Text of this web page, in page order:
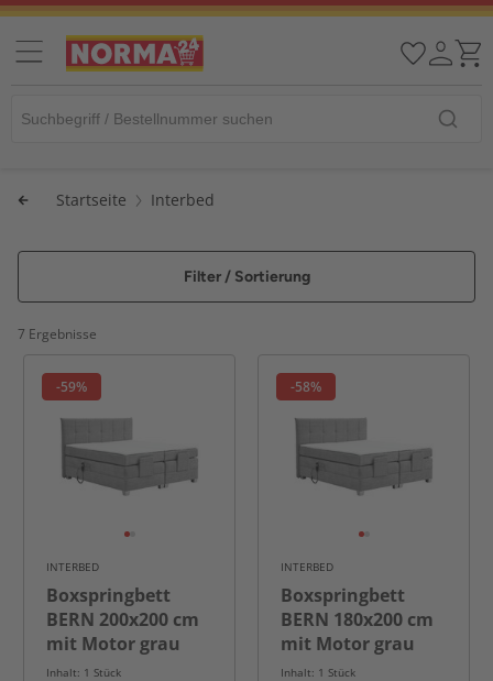
Startseite Interbed
Filter / Sortierung
7 Ergebnisse
-59%
INTERBED
Boxspringbett
BERN 200x200 cm
mit Motor grau
Coral 75
Inhalt: 1 Stück
-58%
INTERBED
Boxspringbett
BERN 180x200 cm
mit Motor grau
Coral 75
Inhalt: 1 Stück